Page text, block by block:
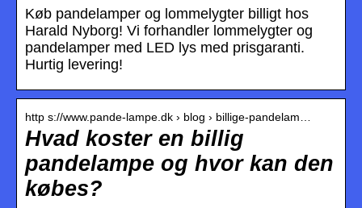
Køb pandelamper og lommelygter billigt hos
Harald Nyborg! Vi forhandler lommelygter og
pandelamper med LED lys med prisgaranti.
Hurtig levering!
http s://www.pande-lampe.dk › blog › billige-pandelam…
Hvad koster en billig
pandelampe og hvor kan den
købes?